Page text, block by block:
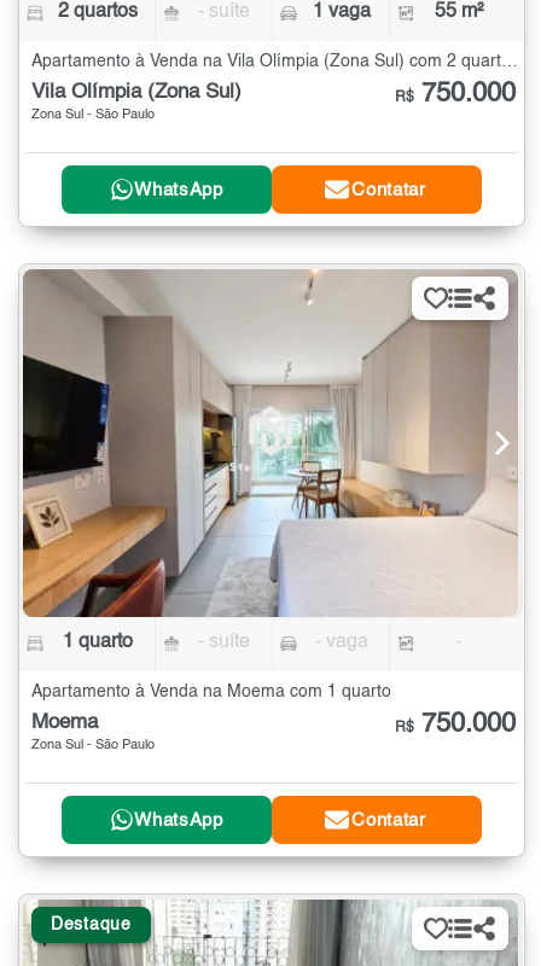
2 quartos - suíte 1 vaga 55 m²
Apartamento à Venda na Vila Olímpia (Zona Sul) com 2 quartos - 55 m²
Vila Olímpia (Zona Sul)
Zona Sul - São Paulo
R$ 750.000
WhatsApp Contatar
1 quarto - suíte - vaga -
Apartamento à Venda na Moema com 1 quarto
Moema
Zona Sul - São Paulo
R$ 750.000
WhatsApp Contatar
Destaque